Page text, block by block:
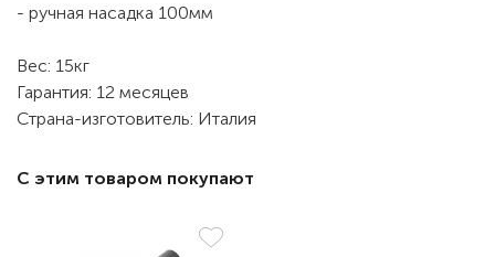
- ручная насадка 100мм
Вес: 15кг
Гарантия: 12 месяцев
Страна-изготовитель: Италия
С этим товаром покупают